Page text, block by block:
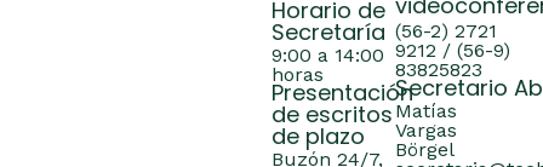
Horario de
Secretaría
9:00 a 14:00
horas
Presentación
de escritos
de plazo
Buzón 24/7,
(56-2) 2721
9212 / (56-9)
83825823
Secretario
Matías
Vargas
Börgel